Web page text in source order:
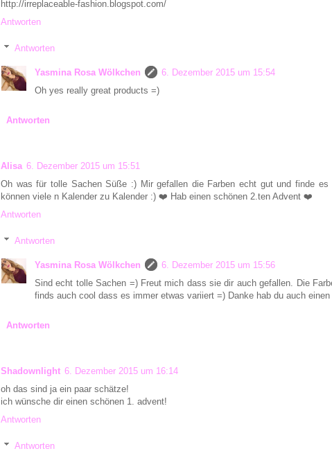
http://irreplaceable-fashion.blogspot.com/
Antworten
Antworten
Yasmina Rosa Wölkchen
6. Dezember 2015 um 15:54
Oh yes really great products =)
Antworten
Alisa 6. Dezember 2015 um 15:51
Oh was für tolle Sachen Süße :) Mir gefallen die Farben echt gut und finde es
können viele n Kalender zu Kalender :) ❤️ Hab einen schönen 2.ten Advent ❤️
Antworten
Antworten
Yasmina Rosa Wölkchen
6. Dezember 2015 um 15:56
Sind echt tolle Sachen =) Freut mich dass sie dir auch gefallen. Die
finds auch cool dass es immer etwas variiert =) Danke hab du auch
Antworten
Shadownlight 6. Dezember 2015 um 16:14
oh das sind ja ein paar schätze!
ich wünsche dir einen schönen 1. advent!
Antworten
Antworten